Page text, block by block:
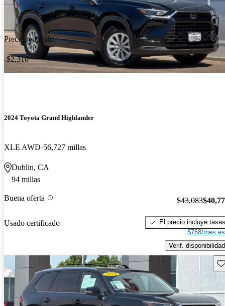
Precio reducido
-$2,310
2024 Toyota Grand Highlander
XLE AWD 56,727 millas
Dublin, CA
94 millas
Buena oferta
Usado certificado
$43,083
El precio incluye tasas
$768/mes
Verif. disponibilidad